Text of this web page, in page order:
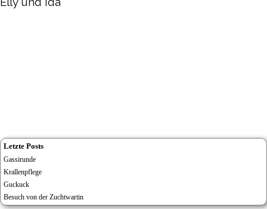
Letzte Posts
Gassirunde
Krallenpflege
Guckuck
Besuch von der Zuchtwartin